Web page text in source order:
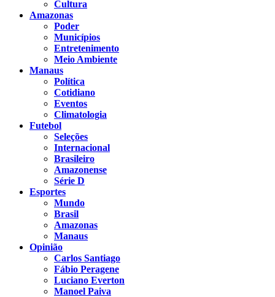
Cultura
Amazonas
Poder
Municípios
Entretenimento
Meio Ambiente
Manaus
Política
Cotidiano
Eventos
Climatologia
Futebol
Seleções
Internacional
Brasileiro
Amazonense
Série D
Esportes
Mundo
Brasil
Amazonas
Manaus
Opinião
Carlos Santiago
Fábio Peragene
Luciano Everton
Manoel Paiva